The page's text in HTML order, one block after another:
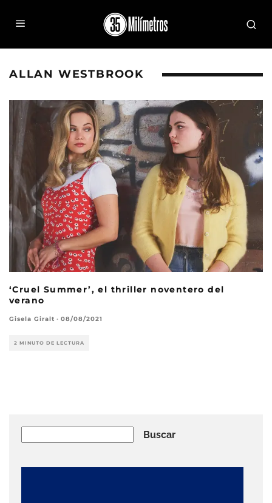
ALLAN WESTBROOK
‘Cruel Summer’, el thriller noventero del
verano
Gisela Giralt · 08/08/2021
2 MINUTO DE LECTURA
Buscar